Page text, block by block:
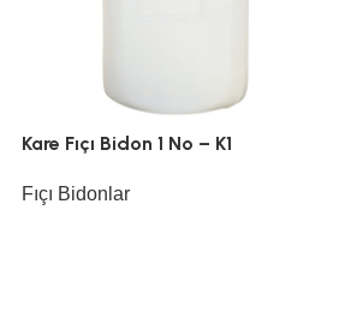
Kare Fıçı Bidon 1 No – K1
Fıçı Bidonlar